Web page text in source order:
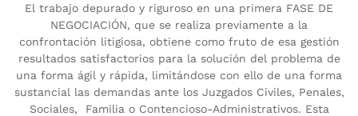
El trabajo depurado y riguroso en una primera FASE DE
NEGOCIACIÓN, que se realiza previamente a la
confrontación litigiosa, obtiene como fruto de esa gestión
resultados satisfactorios para la solución del problema de
una forma ágil y rápida, limitándose con ello de una forma
sustancial las demandas ante los Juzgados Civiles, Penales,
Sociales, Familia o Contencioso-Administrativos. Esta